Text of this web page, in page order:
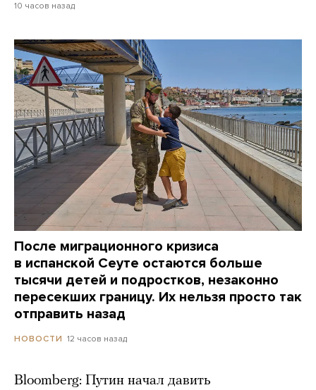
10 часов назад
После миграционного кризиса
в испанской Сеуте остаются больше
тысячи детей и подростков, незаконно
пересекших границу. Их нельзя просто так
отправить назад
НОВОСТИ 12 часов назад
Bloomberg: Путин начал давить